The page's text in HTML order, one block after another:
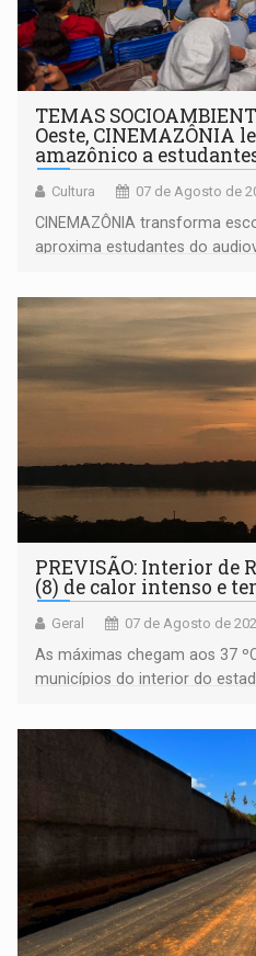
TEMAS
Oeste, CINEMAZÔNIA
amazônico a
Cultura 07 de Agosto de
CINEMAZÔNIA transforma
aproxima estudantes do
PREVISÃO: Interior de
(8) de calor intenso e
Geral 07 de Agosto de
As máximas chegam aos 37
municípios do interior do